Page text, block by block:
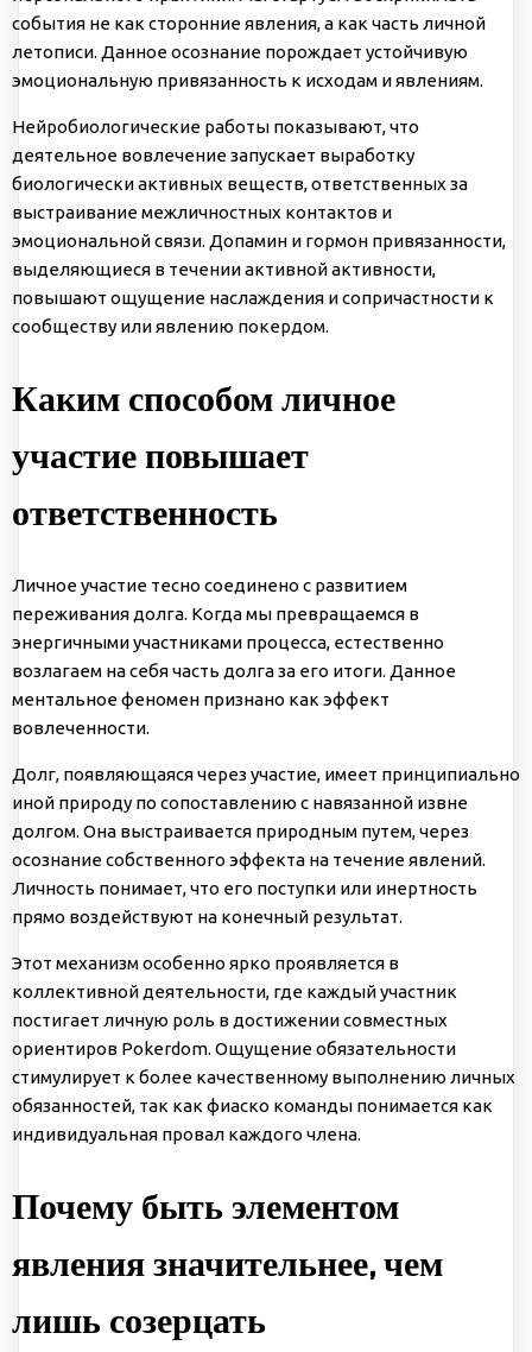
события не как сторонние явления, а как часть личной
летописи. Данное осознание порождает устойчивую
эмоциональную привязанность к исходам и явлениям.
Нейробиологические работы показывают, что
деятельное вовлечение запускает выработку
биологически активных веществ, ответственных за
выстраивание межличностных контактов и
эмоциональной связи. Допамин и гормон привязанности,
выделяющиеся в течении активной активности,
повышают ощущение наслаждения и сопричастности к
сообществу или явлению покердом.
Каким способом личное
участие повышает
ответственность
Личное участие тесно соединено с развитием
переживания долга. Когда мы превращаемся в
энергичными участниками процесса, естественно
возлагаем на себя часть долга за его итоги. Данное
ментальное феномен признано как эффект
вовлеченности.
Долг, появляющаяся через участие, имеет принципиально
иной природу по сопоставлению с навязанной извне
долгом. Она выстраивается природным путем, через
осознание собственного эффекта на течение явлений.
Личность понимает, что его поступки или инертность
прямо воздействуют на конечный результат.
Этот механизм особенно ярко проявляется в
коллективной деятельности, где каждый участник
постигает личную роль в достижении совместных
ориентиров Pokerdom. Ощущение обязательности
стимулирует к более качественному выполнению личных
обязанностей, так как фиаско команды понимается как
индивидуальная провал каждого члена.
Почему быть элементом
явления значительнее, чем
лишь созерцать